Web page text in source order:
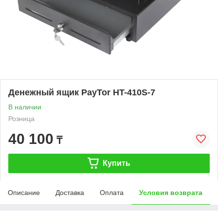
Денежный ящик PayTor HT-410S-7
В наличии
Розница
40 100 ₸
Купить
Описание Доставка Оплата Условия возврата